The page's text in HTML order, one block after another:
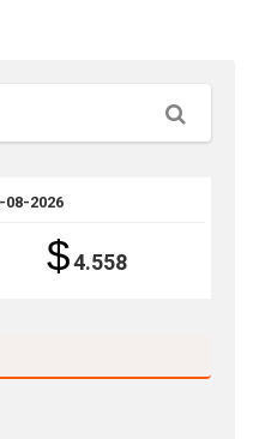
Căutare
08-2026
$4.558